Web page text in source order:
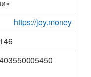
https://joy.money